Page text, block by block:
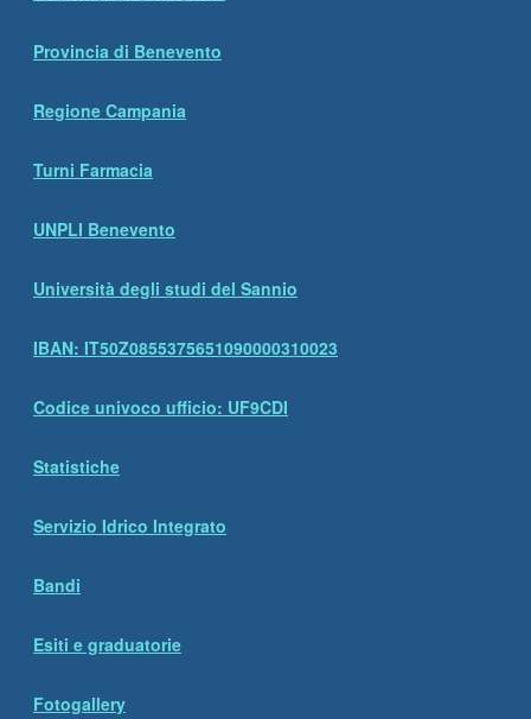
Provincia di Benevento
Regione Campania
Turni Farmacia
UNPLI Benevento
Università degli studi del Sannio
IBAN: IT50Z0855375651090000310023
Codice univoco ufficio: UF9CDI
Statistiche
Servizio Idrico Integrato
Bandi
Esiti e graduatorie
Fotogallery